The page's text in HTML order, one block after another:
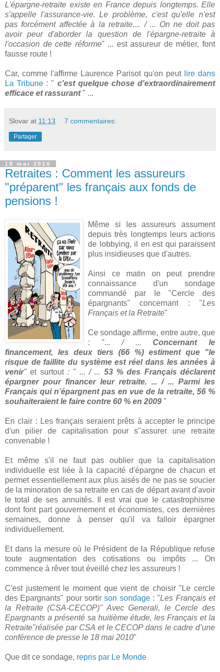
L'épargne-retraite existe en France depuis longtemps. Elle
s'appelle l'assurance-vie. Le problème, c'est qu'elle n'est
pas forcément affectée à la retraite.... / ... On ne doit pas
avoir peur d'aborder la question de l'épargne-retraite à
l'occasion de cette réforme" ... est assureur de métier, font
fausse route !
Car, comme l'affirme Laurence Parisot qu'on peut lire dans
La Tribune : " c'est quelque chose d'extraordinairement
efficace et rassurant" ...
Slovar at 11:13 7 commentaires:
Partager
18 mai 2010
Retraites : Comment les assureurs
"préparent" les français aux fonds de
pensions !
Même si les assureurs assument
depuis très longtemps leurs actions
de lobbying, il en est qui paraissent
plus insidieuses que d'autres.
Ainsi ce matin on peut prendre
connaissance d'un sondage
commandé par le "Cercle des
épargnants" concernant : "Les
Français et la Retraite"
Ce sondage affirme, entre autre, que
: "... / ...Concernant le
financement, les deux tiers (66 %) estiment que "le
risque de faillite du système est réel dans les années à
venir" et surtout: " ... / ... 53 % des Français déclarent
épargner pour financer leur retraite. ... / ... Parmi les
Français qui n’épargnent pas en vue de la retraite, 56 %
souhaiteraient le faire contre 60 % en 2009 "
En clair : Les français seraient prêts à accepter le principe
d'un pilier de capitalisation pour s"assurer une retraite
convenable !
Et même s'il ne faut pas oublier que la capitalisation
individuelle est liée à la capacité d'épargne de chacun et
permet essentiellement aux plus aisés de ne pas se soucier
de la minoration de sa retraite en cas de départ avant d'avoir
le total de ses annuités. Il est vrai que le catastrophisme
dont font part gouvernement et économistes, ces dernières
semaines, donne à penser qu'il va falloir épargner
individuellement.
Et dans la mesure où le Président de la République refuse
toute augmentation des cotisations ou impôts ... On
commence à rêver tout éveillé chez les assureurs !
C'est justement le moment que vient de choisir "Le cercle
des Epargnants" pour sortirson sondage: "Les Français et
la Retraite (CSA-CECOP)" Avec Generali, le Cercle des
Epargnants a présenté sa huitième étude, les Français et la
Retraite"réalisée par CSA et le CECOP dans le cadre d’une
conférence de presse le 18 mai 2010"
Que dit ce sondage, repris par Le Monde